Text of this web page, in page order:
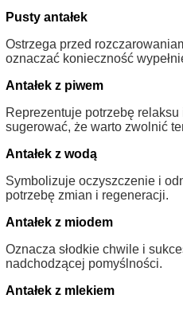
Pusty antałek
Ostrzega przed
oznaczać konieczność
Antałek z piwem
Reprezentuje potrzebę
sugerować, że warto zwolnić
Antałek z wodą
Symbolizuje oczyszczenie i
potrzebę zmian i regeneracji.
Antałek z miodem
Oznacza słodkie chwile i
nadchodzącej pomyślności.
Antałek z mlekiem